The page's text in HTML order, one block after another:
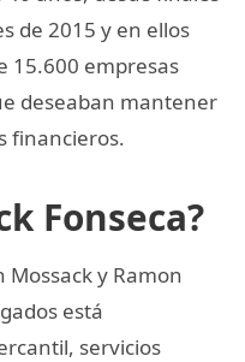
de 2015 y en ellos
15.600 empresas
deseaban mantener
financieros.
Fonseca?
y Ramon
está
servicios